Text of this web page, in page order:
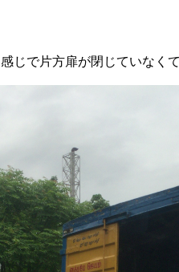
じで片方扉が閉じていなく